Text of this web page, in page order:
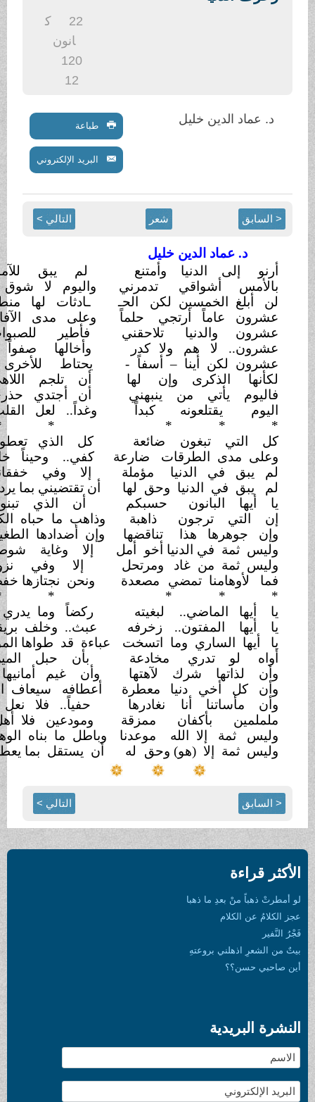
الدين خليل
البريد الإلكتروني
د. عماد الدين خليل
إلى الدنيا وأمتنع
أشواقيتدمرني
الخمسين لكن الحـ
عاماً أرتجي
حلماً
والدنيا
تلاحقني
لا هم ولا
كدر
لكن أينا – أسفاً -
الذكرى وإن لها
يأتي من ينبهني
يقتلعونه كبداً
*
*
تبغون
ضائعة
مدى الطرقات
ضارعة
في الدنيا مؤملة
في الدنيا وحق لها
البانون
حسبكم
ترجون
ذاهبة
جوهرها هذا
تناقضها
ثمة في الدنيا أخو أمل
ثمة من غاد
ومرتحل
لأوهامنا تمضيمصعدة
*
*
الماضي.. لبغيته
المفتون..زخرفه
الساري وما اتسخت
لو تدري
مخادعة
لذاتها شرك لآهتها
كل أخي دنيا
معطرة
مأساتنا أنانغادرها
بأكفان ممزقة
ثمة إلا الله
موعدنا
ثمة إلا (هو) وحق
له
لم يبق للآمال
متسع
واليوم لا شوق ولاطمع
ـادثات لها منطق..
يضع
وعلى مدى الآفاق
منتجع
فأطير للصبواتأندفع
وأخالها صفواً فلافزع
يحتاط للأخرى
فيمتنع؟
أن تلجم اللاهي
فيرتدع
أن أجتدي حذري فلا أدع
وغداً.. لعل القلب
يقتطع
* *
*
كل الذي تعطون
مرتجع
كفي.. وحيناً خائف
فزع
إلا وفي خفقانها
الوجع
أن تقتضيني بما يردي وما يسع
أن الذي تبنون
ينصدع
وذاهب ما حباه الكد
والجشع
وإن أضدادها الطغيان والورع
إلا وغاية شوطه
الشبع
إلا وفي نزواته
الهلع
ونحن نجتازها خفضاً ونتضع؟
* *
*
ركضاً وما يدري متىيقع!
عبث.. وخلف بريقه الصرع
عباءة قد طواها الموت والنزع
بأن حبل المين
ينقطع
وأن غيم أمانيها
سينقشع
أعطافه سيعاف الدار ينتزع
حفياً.. فلا نعل ولا
شَسَع
ومودعين فلا أهل ولاشيع
وباطل ما بناه الوهم والجزع
أن يستقل بما يعطي وما يدع
منْ بعدِ ما ذهبا
الكلام
اذهلني بروعتهِ
حسن؟؟